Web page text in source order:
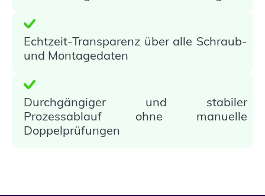
Echtzeit-Transparenz über alle Schraub-
und Montagedaten
Durchgängiger und stabiler
Prozessablauf ohne manuelle
Doppelprüfungen